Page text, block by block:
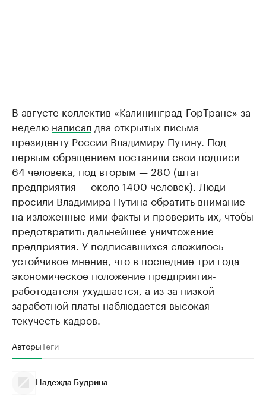
В августе коллектив «Калининград-ГорТранс» за
неделю написал два открытых письма
президенту России Владимиру Путину. Под
первым обращением поставили свои подписи
64 человека, под вторым — 280 (штат
предприятия — около 1400 человек). Люди
просили Владимира Путина обратить внимание
на изложенные ими факты и проверить их, чтобы
предотвратить дальнейшее уничтожение
предприятия. У подписавшихся сложилось
устойчивое мнение, что в последние три года
экономическое положение предприятия-
работодателя ухудшается, а из-за низкой
заработной платы наблюдается высокая
текучесть кадров.
АвторыТеги
Надежда Будрина